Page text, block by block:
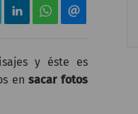
y éste es
ensacar fotos